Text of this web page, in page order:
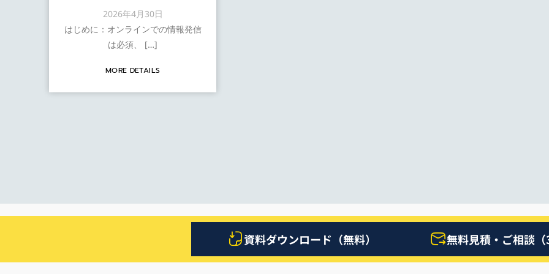
2026年4月30日
はじめに：オンラインでの情報発信
は必須、 […]
MORE DETAILS
資料ダウンロード（無料） 無料見積・ご相談（